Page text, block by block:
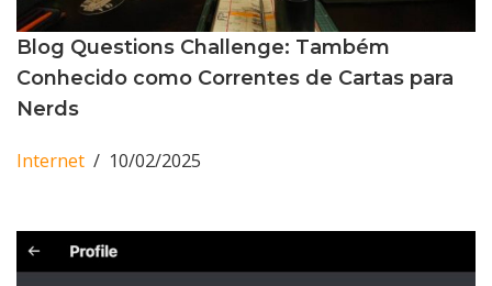
Blog Questions Challenge: Também
Conhecido como Correntes de Cartas para
Nerds
Internet 10/02/2025